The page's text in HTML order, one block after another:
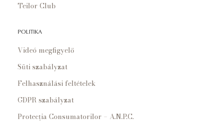
Teilor Club
POLITIKA
Videó megfigyelő
Süti szabályzat
Felhasználási feltételek
GDPR szabályzat
Protecția Consumatorilor – A.N.P.C.